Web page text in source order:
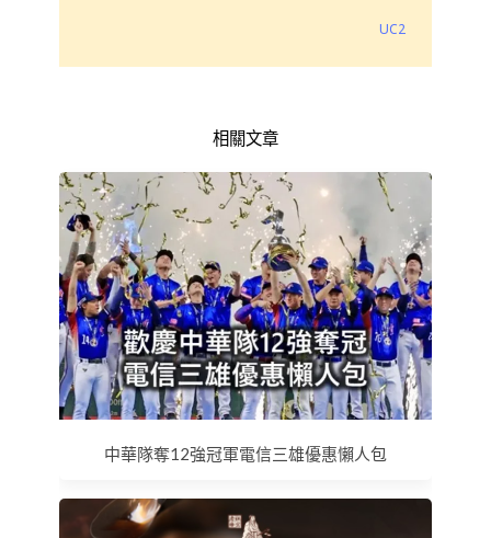
UC2
相關文章
中華隊奪12強冠軍電信三雄優惠懶人包